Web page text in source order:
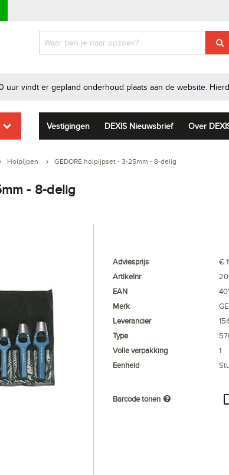
uur vindt er gepland onderhoud plaats aan de website.
Vestigingen DEXIS Nieuwsbrief Over
Holpijpen GEDORE holpijpset - 3-25mm - 8-delig
- 8-delig
Adviesprijs
Artikelnr
EAN
Merk
Leverancier
Type
Volle verpakking
1
Eenheid
Barcode tonen